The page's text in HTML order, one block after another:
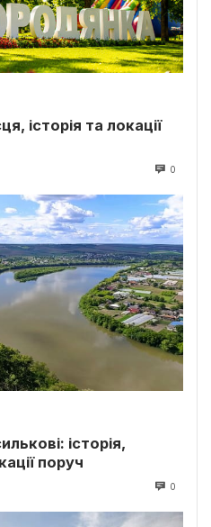
історія та локації
0
історія,
поруч
0